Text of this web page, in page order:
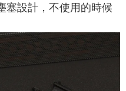
塞設計，不使用的時候